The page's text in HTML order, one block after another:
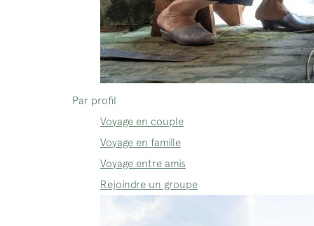
Par profil
Voyage en couple
Voyage en famille
Voyage entre amis
Rejoindre un groupe